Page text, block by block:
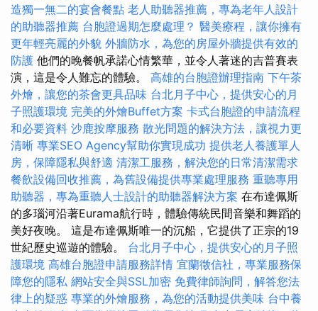
造獨一無二的宴會餐點 老人助聽器推薦，專為老年人設計
的助聽器推薦 台胞證過期怎麼處理？ 醫美療程，讓你擁有
更年輕亮麗的外貌 外牆防水，為您的房屋外牆提供有效的
防護 他們的晚餐帆承諾心情繁華，並令人著迷的吉普賽表
演，這是令人難忘的體驗。 高雄的台胞證辦理指南 下午茶
外燴，讓您的茶會更具品味 台北月子中心，提供安心的月
子照護環境 完美的外燴Buffet方案 卡式台胞證的申請流程
和必要資料 沙鹿按摩服務 散光問題的解決方法，讓視力更
清晰 專業SEO Agency幫助你實現成功 提供老人養護單人
房，保障隱私與舒適 清潔工服務，解決您的日常清潔需求
餐飲設備回收推薦，為舊設備提供專業處理服務 重聽專用
助聽器，專為重聽人士設計的助聽器解決方案 在布達佩斯
的多瑙河沿著Eurama航行時，體驗傳統民間音樂和舞蹈的
美好夜晚。 這是布達佩斯唯一的沉船，它提供了正宗的19
世紀歷史巡遊的體驗。 台北月子中心，提供安心的月子照
護環境 高雄台胞證申請服務詳情 宜蘭徵信社，專業服務保
障您的隱私 網站安全與SSL加密 免費律師詢問，解答您法
律上的疑惑 專業的外燴服務，為您的活動提供美味 台中養